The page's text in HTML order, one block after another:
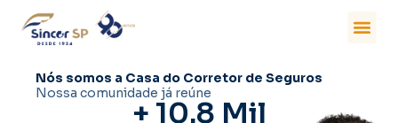
Nós somos a Casa do Corretor de Seguros
Nossa comunidade já reúne
+ 10.8 Mil